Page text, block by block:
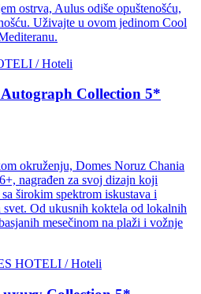
ostrva, Aulus odiše opuštenošću,
Uživajte u ovom jedinom Cool
/ Hoteli
Collection 5*
okruženju, Domes Noruz Chania
nagrađen za svoj dizajn koji
širokim spektrom iskustava i
Od ukusnih koktela od lokalnih
mesečinom na plaži i vožnje
HOTELI / Hoteli